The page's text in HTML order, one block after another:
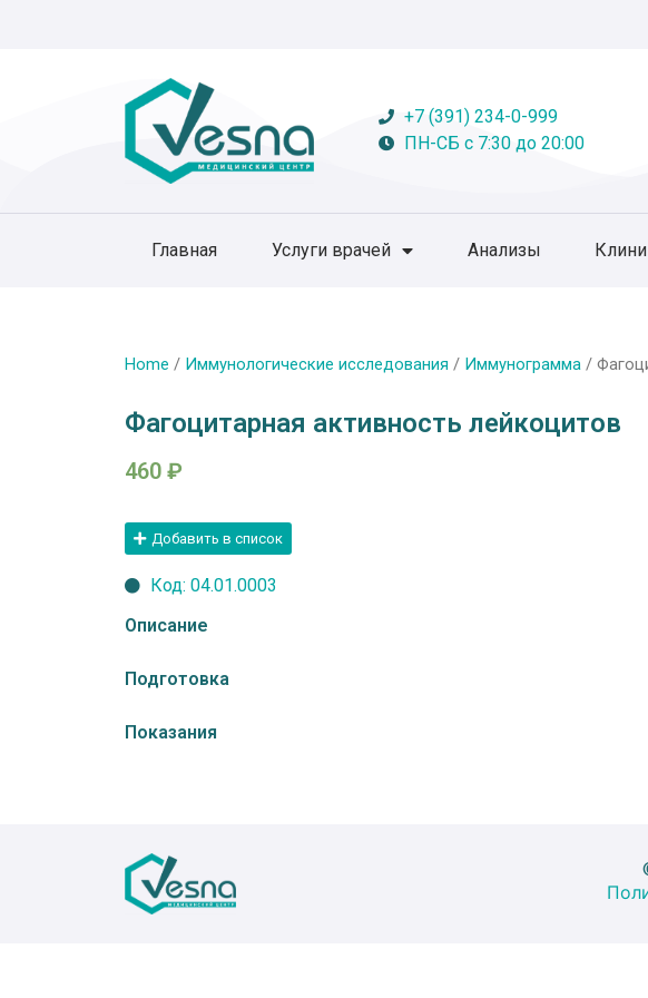
+7 (391) 234-0-999
ПН-СБ с 7:30 до 20:00
Главная Услуги врачей Анализы
Home / Иммунологические исследования / Иммунограмма /
Фагоцитарная активность лейкоцитов
460 ₽
Добавить в список
Код: 04.01.0003
Описание
Подготовка
Показания